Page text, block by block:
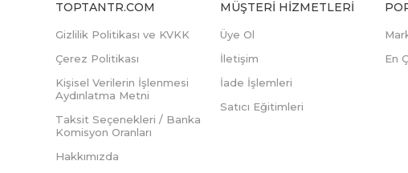
TOPTANTR.COM
Gizlilik Politikası ve KVKK
Çerez Politikası
Kişisel Verilerin İşlenmesi
Aydınlatma Metni
Taksit Seçenekleri / Banka
Komisyon Oranları
Hakkımızda
MÜŞTERI HIZMETLERI
Üye Ol
İletişim
İade İşlemleri
Satıcı Eğitimleri
En